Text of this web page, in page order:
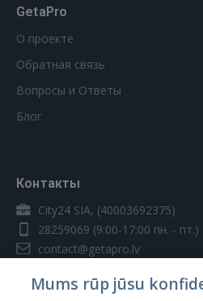
GetaPro
О проекте
Обратная связь
Вопросы и Ответы
Блог
Контакты
City24 SIA, (40003692375)
28259069 (9:00-17:00 пн. - пт.)
contact@getapro.lv
Mums rūp jūsu